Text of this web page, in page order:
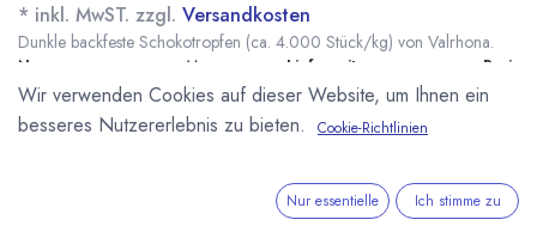
* inkl. MwST. zzgl. Versandkosten
Dunkle backfeste Schokotropfen (ca. 4.000 Stück/kg) von Valrhona.
Name Menge Lieferzeit
Preis
[161749] 500g
Chips Noires 60%
Valrhona
sofort lieferbar 12,95 €*
(25,90
sofort lieferbar 93,90€*
(18,78€/1 kg)
Wir verwenden Cookies auf dieser Website, um Ihnen ein
besseres Nutzererlebnis zu bieten.
Cookie-Richtlinien
Nur essentielle Ich stimme zu